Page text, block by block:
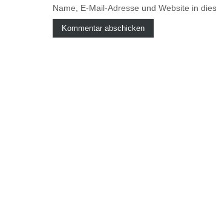
Name, E-Mail-Adresse und Website in